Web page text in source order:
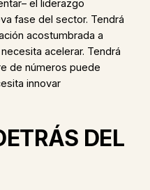
el liderazgo
fase del sector. Tendrá
acostumbrada a
acelerar. Tendrá
de números puede
innovar
DEL